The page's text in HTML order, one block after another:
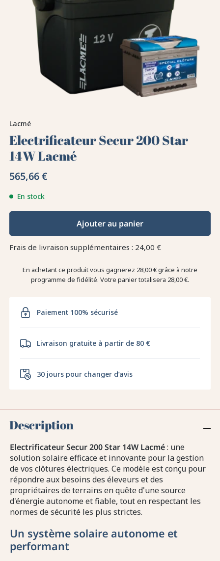
Lacmé
Electrificateur Secur 200 Star
14W Lacmé
565,66 €
En stock
Ajouter au panier
Frais de livraison supplémentaires : 24,00 €
En achetant ce produit vous gagnerez 28,00 €grâce à notre
programme de fidélité. Votre panier totalisera 28,00 €.
Paiement 100% sécurisé
Livraison gratuite à partir de 80 €
30 jours pour changer d’avis
Description
Electrificateur Secur 200 Star 14W Lacmé: une
solution solaire efficace et innovante pour la gestion
de vos clôtures électriques. Ce modèle est conçu pour
répondre aux besoins des éleveurs et des
propriétaires de terrains en quête d'une source
d'énergie autonome et fiable, tout en respectant les
normes de sécurité les plus strictes.
Un système solaire autonome et
performant